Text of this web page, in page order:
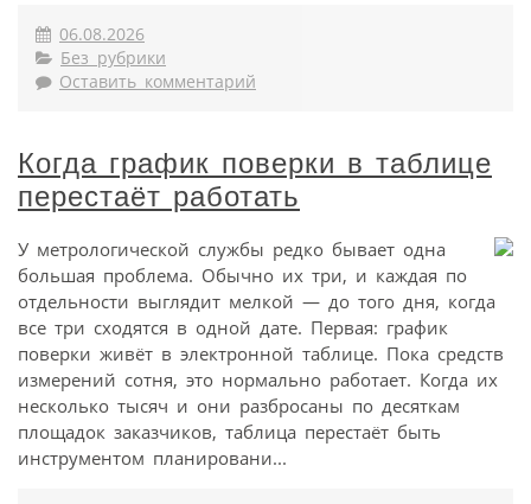
06.08.2026
Без рубрики
Оставить комментарий
Когда график поверки в таблице
перестаёт работать
У метрологической службы редко бывает одна
большая проблема. Обычно их три, и каждая по
отдельности выглядит мелкой — до того дня, когда
все три сходятся в одной дате. Первая: график
поверки живёт в электронной таблице. Пока средств
измерений сотня, это нормально работает. Когда их
несколько тысяч и они разбросаны по десяткам
площадок заказчиков, таблица перестаёт быть
инструментом планировани...